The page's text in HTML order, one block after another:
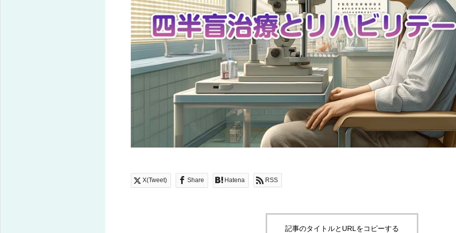
X(Tweet) Share Hatena RSS
記事のタイトルとURLをコピーする